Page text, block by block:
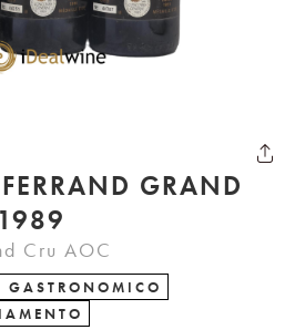
GRAND
Cru AOC
GASTRONOMICO